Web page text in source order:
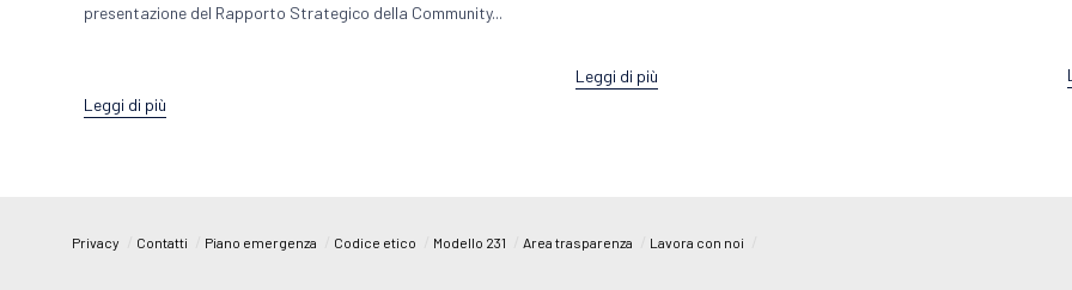
presentazione del Rapporto Strategico della Community...
Leggi di più
Leggi di più
Privacy Contatti Piano emergenza Codice etico Modello 231 Area trasparenza Lavora con noi